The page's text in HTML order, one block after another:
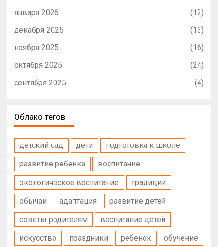
января 2026
(12)
декабря 2025
(13)
ноября 2025
(16)
октября 2025
(24)
сентября 2025
(4)
Облако тегов
детский сад дети
подготовка к школе
развитие ребенка
воспитание
экологическое воспитание
традиции
обычаи
адаптация
развитие детей
советы родителям
воспитание детей
искусство
праздники ребенок обучение